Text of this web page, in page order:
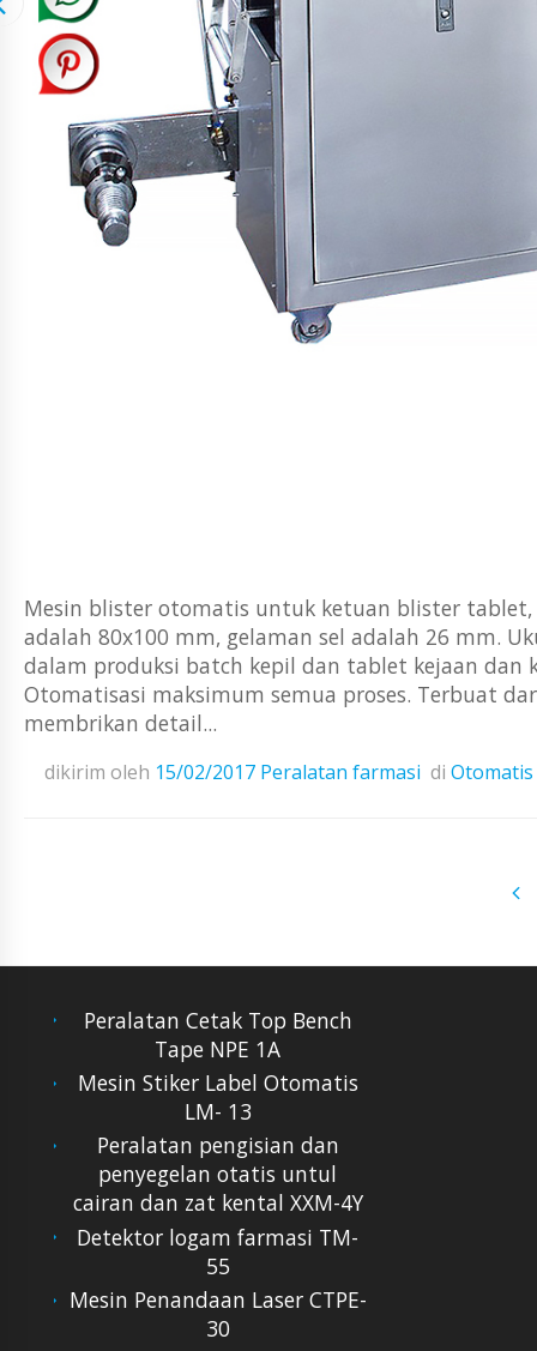
Mesin blister otomatis untuk ketuan blister
adalah 80x100 mm, gelaman sel adalah 26 mm.
dalam produksi batch kepil dan tablet kejaan dan
Otomatisasi maksimum semua proses. Terbuat
membrikan detail...
dikirim oleh 15/02/2017 Peralatan farmasi di
Peralatan Cetak Top Bench
Tape NPE 1A
Mesin Stiker Label Otomatis
LM- 13
Peralatan pengisian dan
penyegelan otatis untul
cairan dan zat kental XXM-4Y
Detektor logam farmasi TM-
55
Mesin Penandaan Laser CTPE-
30